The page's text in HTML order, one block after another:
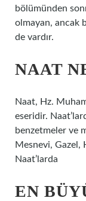
bölümünden
olmayan, ancak
de vardır.
NAAT
Naat, Hz.
eseridir.
benzetmeler ve
Mesnevi, Gazel,
Naat’larda
EN